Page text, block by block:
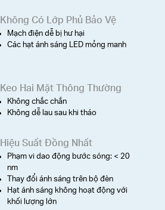
Không Có Lớp Phủ Bảo Vệ
Mạch điện dễ bị hư hại
Các hạt ánh sáng LED mỏng manh
Keo Hai Mặt Thông Thường
Không chắc chắn
Không dễ lau sau khi tháo
Hiệu Suất Đồng Nhất
Phạm vi dao động bước sóng: < 20
nm
Thay đổi ánh sáng trên bộ đèn
Hạt ánh sáng không hoạt động với
khối lượng lớn